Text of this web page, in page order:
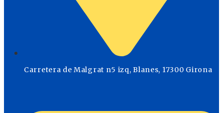
Carretera de Malgrat n5 izq, Blanes, 17300 Girona